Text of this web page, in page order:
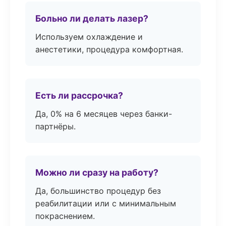
Больно ли делать лазер?
Используем охлаждение и
анестетики, процедура комфортная.
Есть ли рассрочка?
Да, 0% на 6 месяцев через банки-
партнёры.
Можно ли сразу на работу?
Да, большинство процедур без
реабилитации или с минимальным
покраснением.